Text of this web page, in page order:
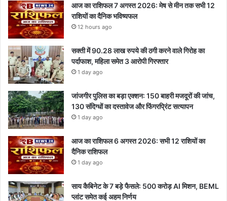
आज का राशिफल 7 अगस्त 2026: मेष से मीन तक सभी 12
राशियों का दैनिक भविष्यफल
12 hours ago
सक्ती में 90.28 लाख रुपये की ठगी करने वाले गिरोह का
पर्दाफाश, महिला समेत 3 आरोपी गिरफ्तार
1 day ago
जांजगीर पुलिस का बड़ा एक्शन: 150 बाहरी मजदूरों की जांच,
130 संदिग्धों का दस्तावेज और फिंगरप्रिंट सत्यापन
1 day ago
आज का राशिफल 6 अगस्त 2026: सभी 12 राशियों का
दैनिक राशिफल
1 day ago
साय कैबिनेट के 7 बड़े फैसले: 500 करोड़ AI मिशन, BEML
प्लांट समेत कई अहम निर्णय